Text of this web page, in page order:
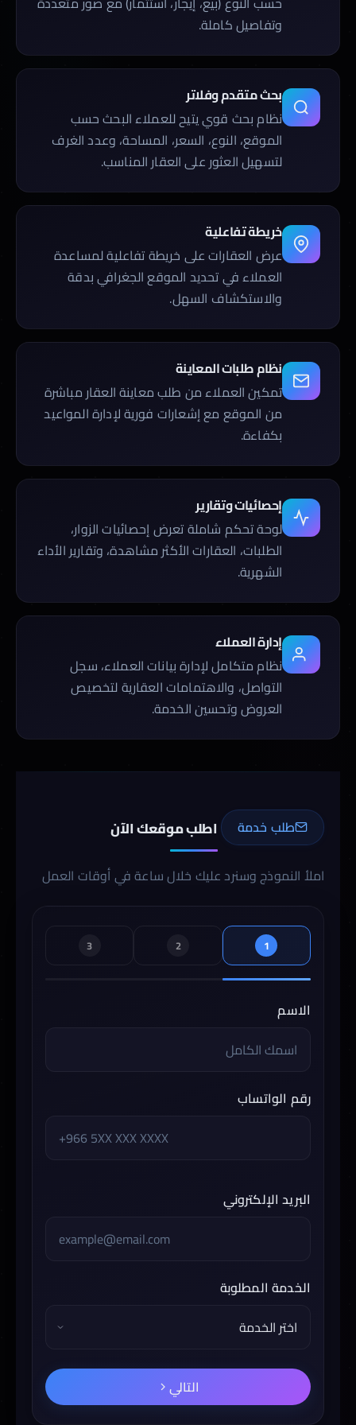
وتفاصيل كاملة.
بحث متقدم وفلاتر
نظام بحث قوي يتيح للعملاء البحث حسب
الموقع، النوع، السعر، المساحة، وعدد الغرف
لتسهيل العثور على العقار المناسب.
خريطة تفاعلية
عرض العقارات على خريطة تفاعلية لمساعدة
العملاء في تحديد الموقع الجغرافي بدقة
والاستكشاف السهل.
نظام طلبات المعاينة
تمكين العملاء من طلب معاينة العقار مباشرة
من الموقع مع إشعارات فورية لإدارة المواعيد
بكفاءة.
إحصائيات وتقارير
لوحة تحكم شاملة تعرض إحصائيات الزوار،
الطلبات، العقارات الأكثر مشاهدة، وتقارير الأداء
الشهرية.
إدارة العملاء
نظام متكامل لإدارة بيانات العملاء، سجل
التواصل، والاهتمامات العقارية لتخصيص
العروض وتحسين الخدمة.
طلب خدمة اطلب موقعك الآن
املأ النموذج وسنرد عليك خلال ساعة في أوقات العمل
1
2
3
الاسم
رقم الواتساب
البريد الإلكتروني
الخدمة المطلوبة
التالي